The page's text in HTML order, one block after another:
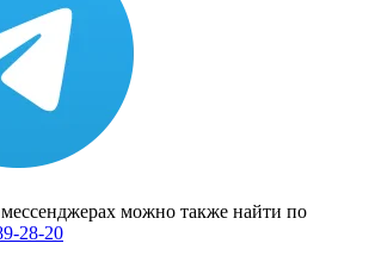
можно также найти по
28-20